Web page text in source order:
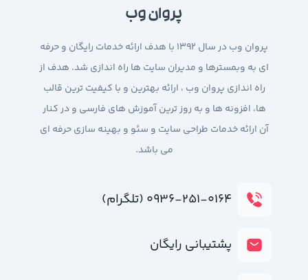
پروان وب
پروان وب در سال 1392 با هدف ارائه خدمات رایگان و حرفه
ای به وبمسترها و مدیران سایت ها راه اندازی شد. هدف از
راه اندازی پروان وب ، ارائه بهترین و با کیفیت ترین قالب
ها، افزونه ها و به روز ترین آموزش های فارسی و در کنار
آن ارائه خدمات طراحی سایت و سئو و بهینه سازی حرفه ای
می باشد.
۰۹۳۶-۲۵۱-۰۱۶۴ (تلگرام)
پشتیبانی رایگان